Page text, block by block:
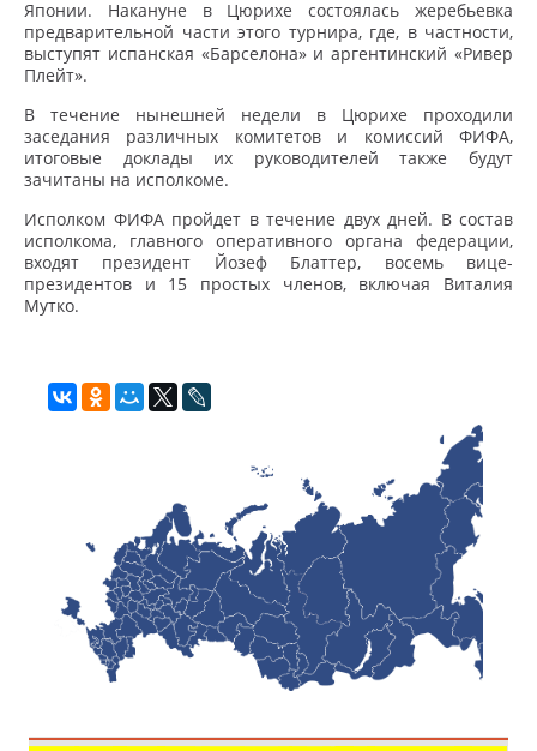
Японии. Накануне в Цюрихе состоялась жеребьевка
предварительной части этого турнира, где, в частности,
выступят испанская «Барселона» и аргентинский «Ривер
Плейт».
В течение нынешней недели в Цюрихе проходили
заседания различных комитетов и комиссий ФИФА,
итоговые доклады их руководителей также будут
зачитаны на исполкоме.
Исполком ФИФА пройдет в течение двух дней. В состав
исполкома, главного оперативного органа федерации,
входят президент Йозеф Блаттер, восемь вице-
президентов и 15 простых членов, включая Виталия
Мутко.